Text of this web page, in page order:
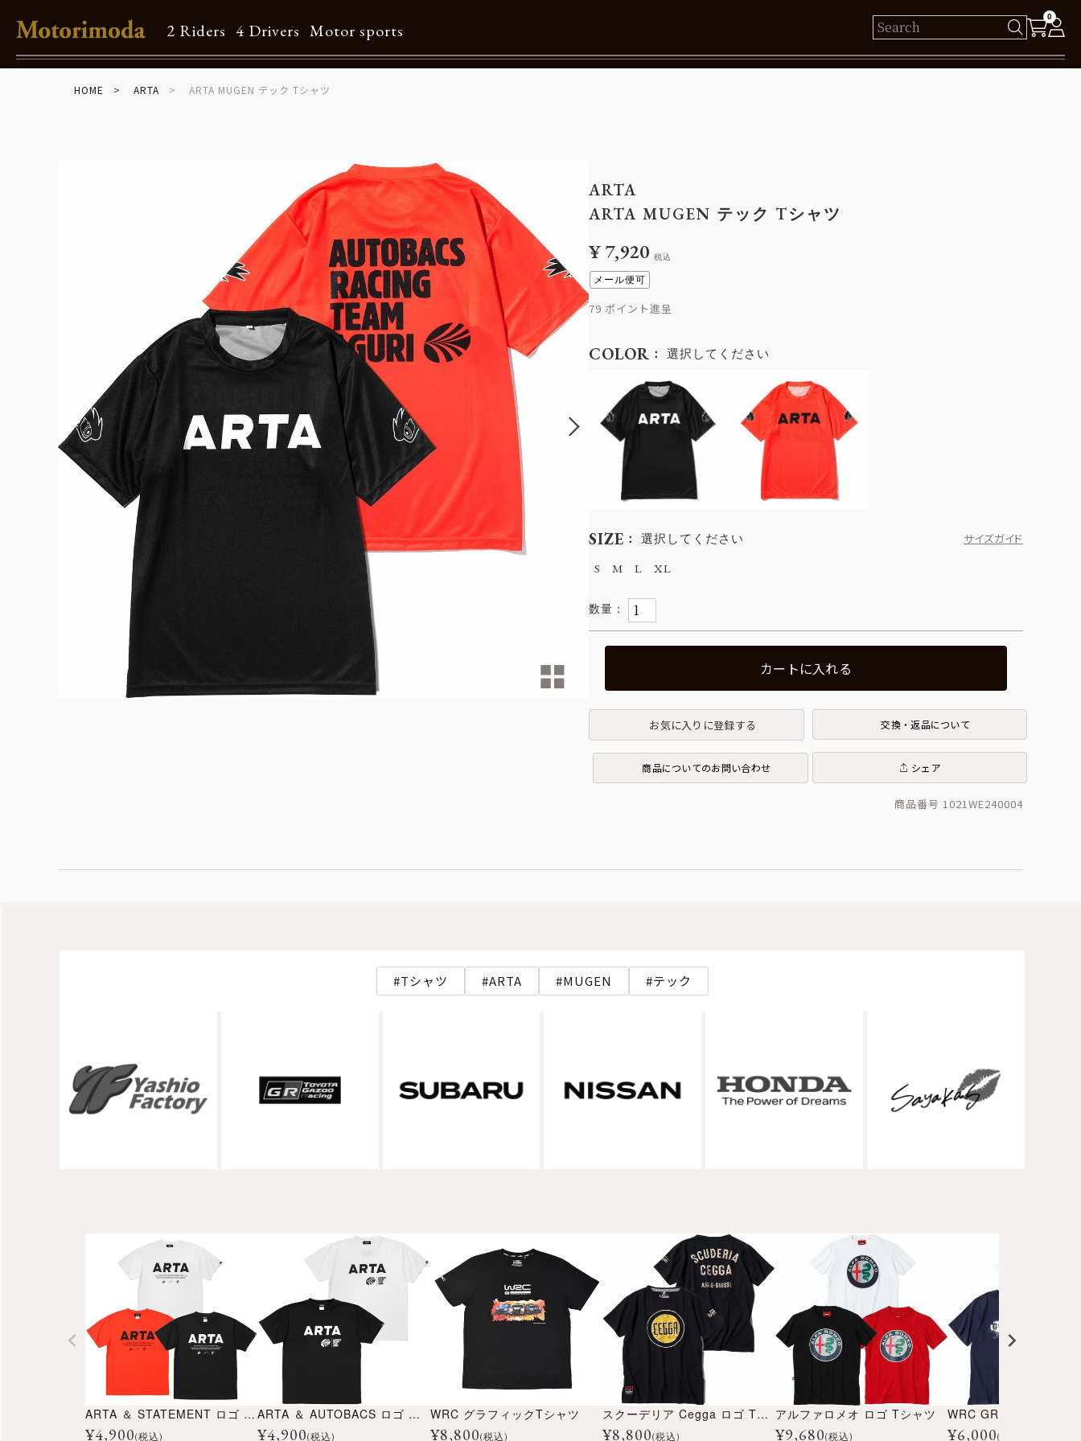
2 Riders 4 Drivers Motor sports
0
Shop Info
よくある質問
お問合せ
リクルート
HOME ARTA ARTA MUGEN テック Tシャツ
ブラック
ARTA
ARTA MUGEN テック Tシャツ
¥7,920 税込
メール便可
79
SIZE 選択してください
サイズガイド
S
M L XL
COLOR 選択してください
カートに入れる
お気に入りに登録する 交換・返品について
商品についてのお問い合わせ シェア
商品番号 1021WE240004
Tシャツ ARTA MUGEN テック
ARTA ＆ STATEMENT ロゴ ドライ Tシャツ
¥4,900(税込)
ARTA ＆ AUTOBACS ロゴ ドライ Tシャツ
¥4,900(税込)
WRC グラフィックTシャツ
¥8,800(税込)
スクーデリア Cegga ロゴ Tシャツ
¥8,800(税込)
アルファロメオ ロゴ Tシャツ
¥9,680(税込)
WRC GRAVEL Tシャツ
¥6,000(税込)